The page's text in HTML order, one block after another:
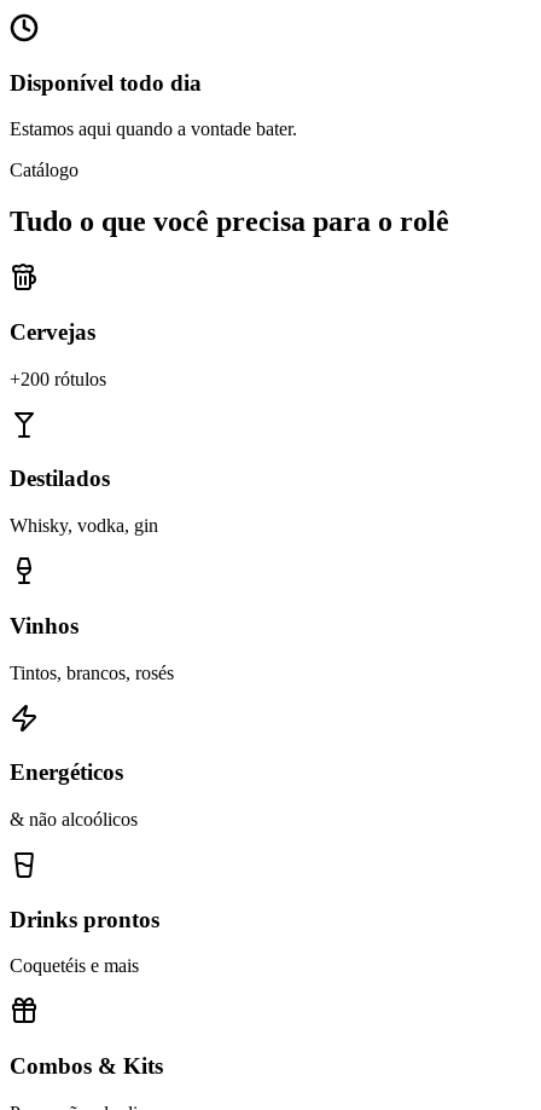
Disponível todo dia
Estamos aqui quando a vontade bater.
Catálogo
Tudo o que você precisa para o rolê
Cervejas
+200 rótulos
Destilados
Whisky, vodka, gin
Vinhos
Tintos, brancos, rosés
Energéticos
& não alcoólicos
Drinks prontos
Coquetéis e mais
Combos & Kits